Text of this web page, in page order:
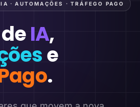
· AUTOMAÇÕES · TRÁFEGO PAGO
IA,
e
.